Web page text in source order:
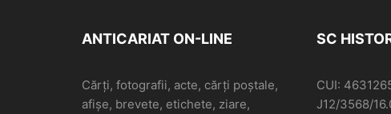
ANTICARIAT ON-LINE
Cărți, fotografii, acte, cărți poștale,
afișe, brevete, etichete, ziare,
SC
CUI:
J12/3568/